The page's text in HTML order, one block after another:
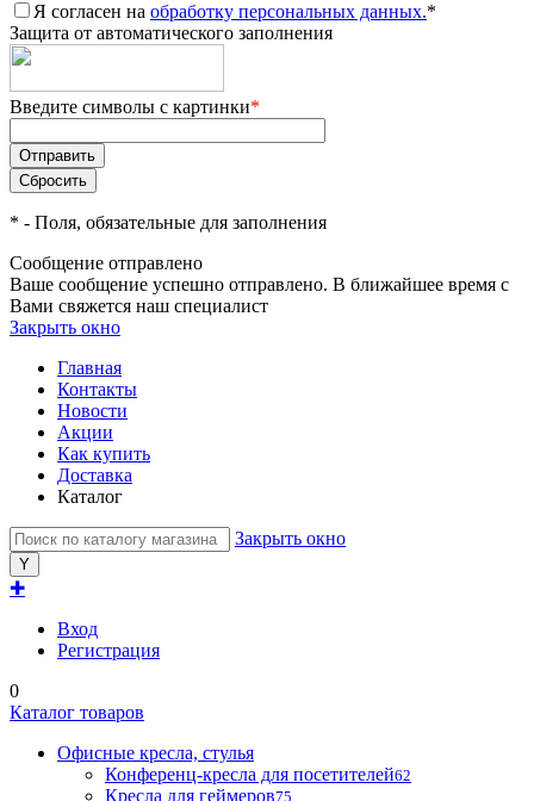
Я согласен на обработку персональных данных.*
Защита от автоматического заполнения
Введите символы с картинки*
* - Поля, обязательные для заполнения
Сообщение отправлено
Ваше сообщение успешно отправлено. В ближайшее время с
Вами свяжется наш специалист
Закрыть окно
Главная
Контакты
Новости
Акции
Как купить
Доставка
Каталог
Закрыть окно
✚
Вход
Регистрация
0
Каталог товаров
Офисные кресла, стулья
Конференц-кресла для посетителей62
Кресла для геймеров75